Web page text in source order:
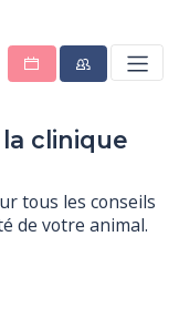
clinique
tous les conseils
de votre animal.